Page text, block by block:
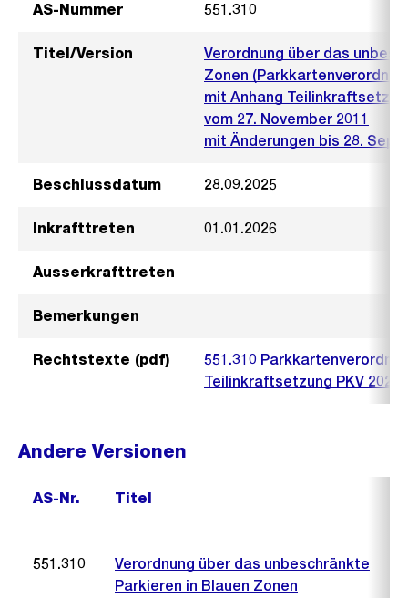
AS-Nummer 551.310
Titel/Version
Verordnung über das
Zonen
mit Anhang
vom 27. November 2011
mit Änderungen bis 28.
Beschlussdatum 28.09.2025
Inkrafttreten 01.01.2026
Ausserkrafttreten
Bemerkungen
Rechtstexte (pdf)
551.310
Teilinkraftsetzung PKV
Andere Versionen
AS-Nr. Titel
551.310
Verordnung über das unbeschränkte
Parkieren in Blauen Zonen